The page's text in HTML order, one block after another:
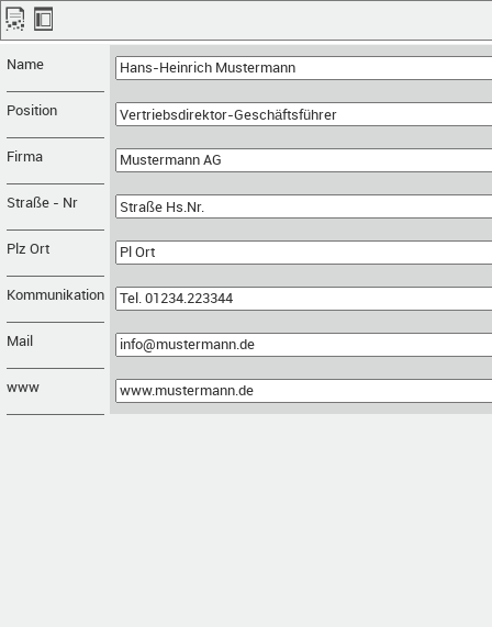
Name
Position
Firma
Straße - Nr
Plz Ort
Kommunikation
Mail
www